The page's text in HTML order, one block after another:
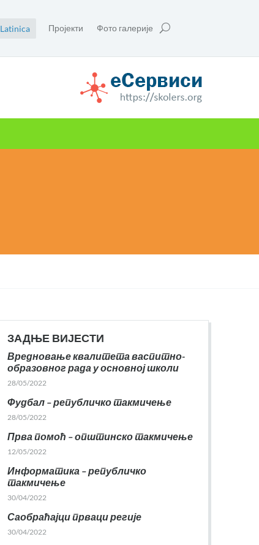
Пројекти Фото галерије
Latinica
ЗАДЊЕ ВИЈЕСТИ
Вредновање квалитета васпитно-
образовног рада у основној школи
28/05/2022
Фудбал – републичко такмичење
28/05/2022
Прва помоћ – општинско такмичење
12/05/2022
Информатика – републичко
такмичење
30/04/2022
Саобраћајци прваци регије
30/04/2022